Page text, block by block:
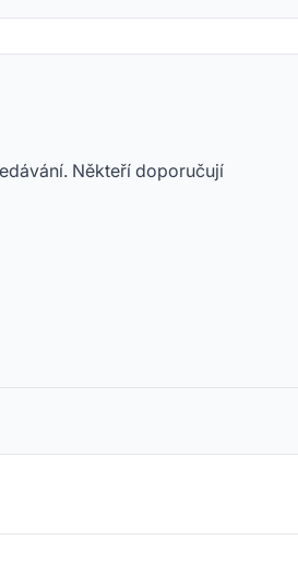
Někteří doporučují